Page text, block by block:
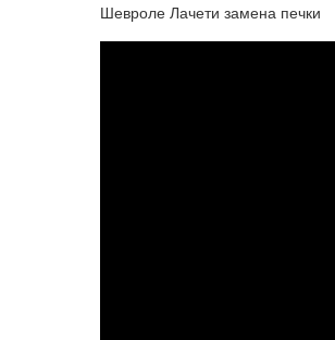
Шевроле Лачети замена печки